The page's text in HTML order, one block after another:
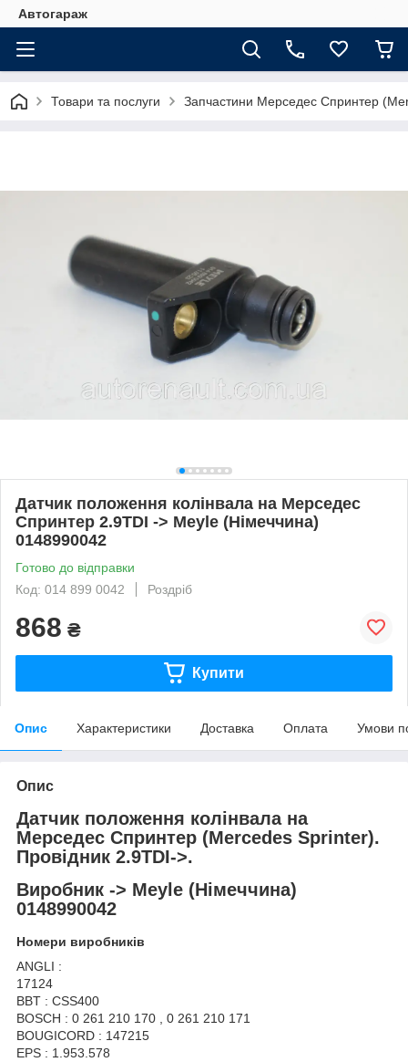
Автогараж
Товари та послуги Запчастини Мерседес Спринтер
Датчик положення колінвала на Мерседес
Спринтер 2.9TDI -> Meyle (Німеччина)
0148990042
Готово до відправки
Код: 014 899 0042
Роздріб
868 ₴
Купити
Опис Характеристики Доставка Оплата Умови
Опис
Датчик положення колінвала на
Мерседес Спринтер (Mercedes Sprinter).
Провідник 2.9TDI->.
Виробник -> Meyle (Німеччина)
0148990042
Номери виробників
ANGLI :
17124
BBT : CSS400
BOSCH : 0 261 210 170 , 0 261 210 171
BOUGICORD : 147215
EPS : 1.953.578